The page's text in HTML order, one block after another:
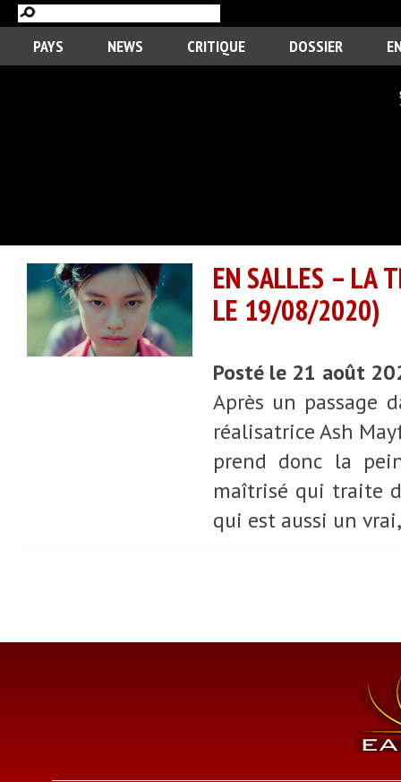
PAYS NEWS CRITIQUE DOSSIER
EN SALLES – LA
LE 19/08/2020)
Posté le 21 août
Après un passage
réalisatrice Ash
prend donc la
maîtrisé qui traite
qui est aussi un